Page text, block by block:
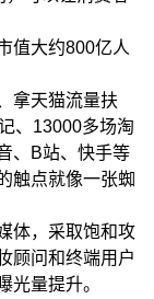
值大约800亿人
拿天猫流量扶
、13000多场淘
、B站、快手等
触点就像一张蜘
体，采取饱和攻
顾问和终端用户
光量提升。